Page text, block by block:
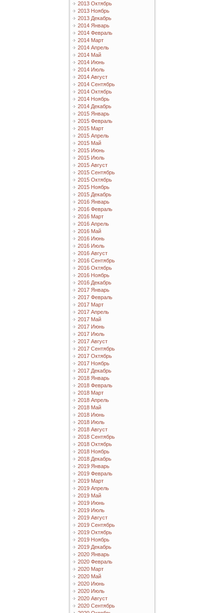
2013 Октябрь
2013 Ноябрь
2013 Декабрь
2014 Январь
2014 Февраль
2014 Март
2014 Апрель
2014 Май
2014 Июнь
2014 Июль
2014 Август
2014 Сентябрь
2014 Октябрь
2014 Ноябрь
2014 Декабрь
2015 Январь
2015 Февраль
2015 Март
2015 Апрель
2015 Май
2015 Июнь
2015 Июль
2015 Август
2015 Сентябрь
2015 Октябрь
2015 Ноябрь
2015 Декабрь
2016 Январь
2016 Февраль
2016 Март
2016 Апрель
2016 Май
2016 Июнь
2016 Июль
2016 Август
2016 Сентябрь
2016 Октябрь
2016 Ноябрь
2016 Декабрь
2017 Январь
2017 Февраль
2017 Март
2017 Апрель
2017 Май
2017 Июнь
2017 Июль
2017 Август
2017 Сентябрь
2017 Октябрь
2017 Ноябрь
2017 Декабрь
2018 Январь
2018 Февраль
2018 Март
2018 Апрель
2018 Май
2018 Июнь
2018 Июль
2018 Август
2018 Сентябрь
2018 Октябрь
2018 Ноябрь
2018 Декабрь
2019 Январь
2019 Февраль
2019 Март
2019 Апрель
2019 Май
2019 Июнь
2019 Июль
2019 Август
2019 Сентябрь
2019 Октябрь
2019 Ноябрь
2019 Декабрь
2020 Январь
2020 Февраль
2020 Март
2020 Май
2020 Июнь
2020 Июль
2020 Август
2020 Сентябрь